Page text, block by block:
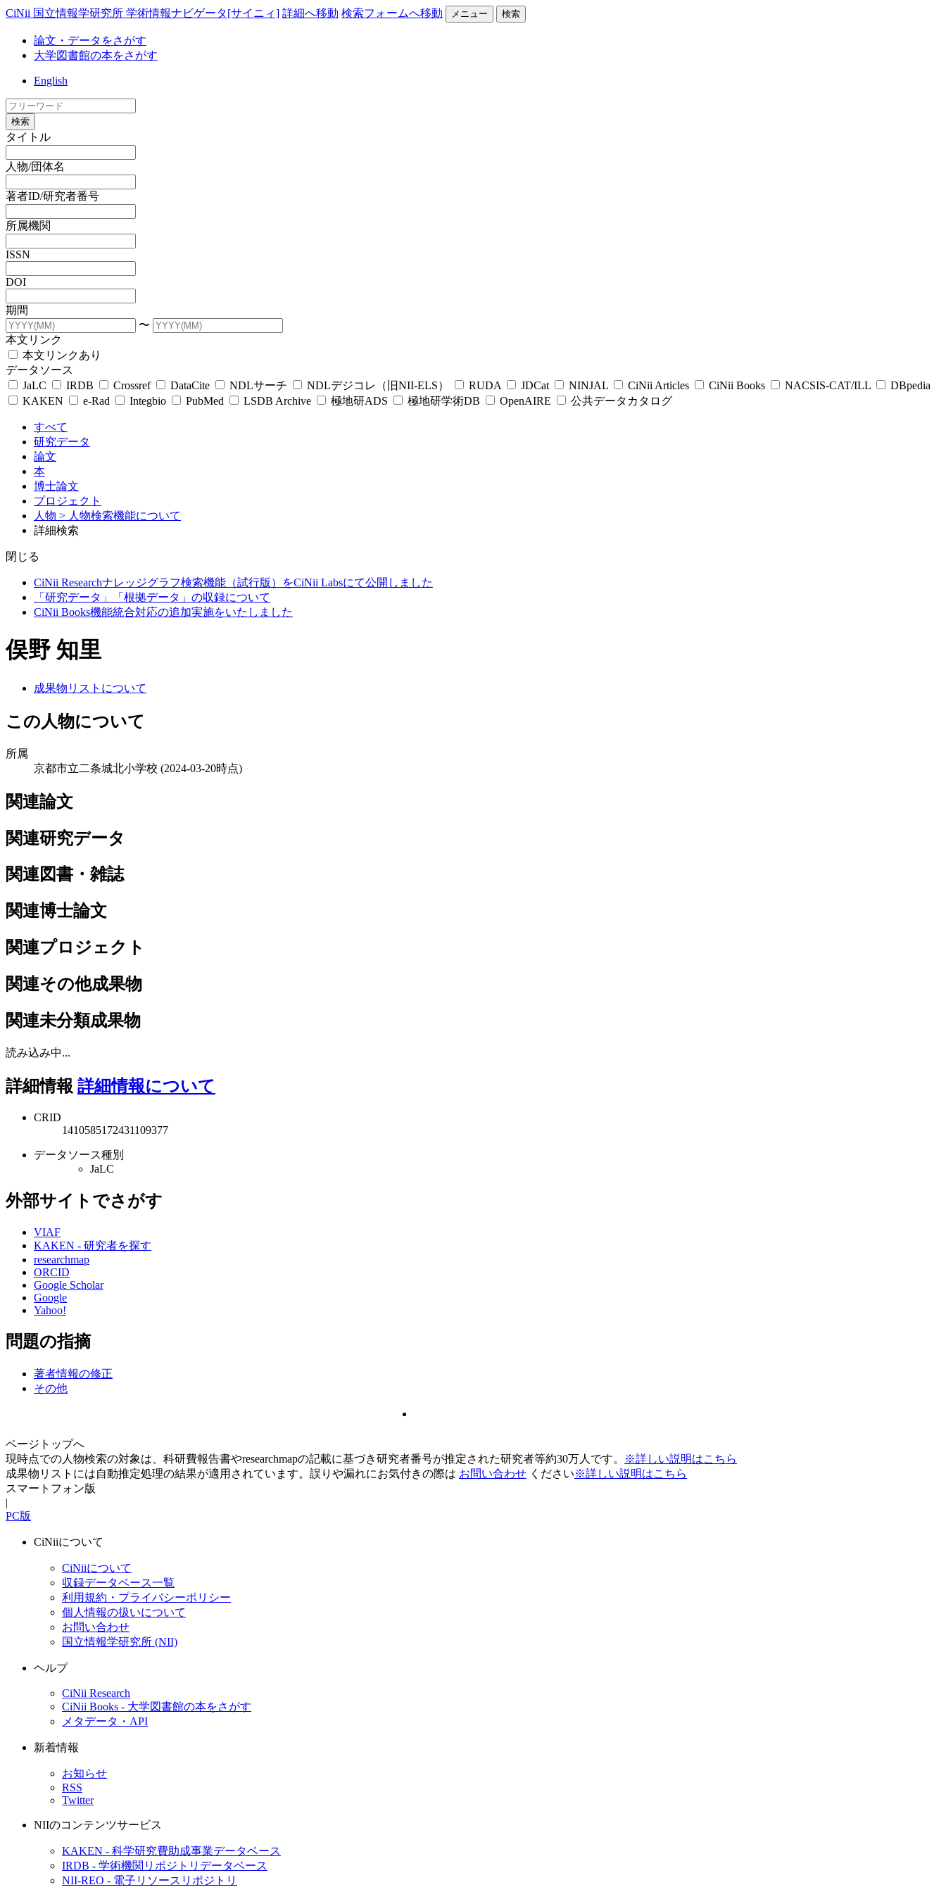
CiNii 国立情報学研究所 学術情報ナビゲータ[サイニィ] 詳細へ移動 検索フォームへ移動 メニュー 検索
論文・データをさがす
大学図書館の本をさがす
English
検索
タイトル
人物/団体名
著者ID/研究者番号
所属機関
ISSN
DOI
期間
〜
本文リンク
本文リンクあり
データソース
JaLC
IRDB Crossref DataCite NDLサーチ NDLデジコレ（旧NII-ELS） RUDA JDCat NINJAL CiNii Articles CiNii Books NACSIS-CAT/ILL
DBpedia
KAKEN
e-Rad Integbio PubMed LSDB Archive 極地研ADS 極地研学術DB OpenAIRE 公共データカタログ
すべて
研究データ
論文
本
博士論文
プロジェクト
人物 > 人物検索機能について
詳細検索
閉じる
CiNii Researchナレッジグラフ検索機能（試行版）をCiNii Labsにて公開しました
「研究データ」「根拠データ」の収録について
CiNii Books機能統合対応の追加実施をいたしました
俣野 知里
成果物リストについて
この人物について
所属
京都市立二条城北小学校 (2024-03-20時点)
関連論文
関連研究データ
関連図書・雑誌
関連博士論文
関連プロジェクト
関連その他成果物
関連未分類成果物
読み込み中...
詳細情報 詳細情報について
CRID
1410585172431109377
データソース種別
JaLC
外部サイトでさがす
VIAF
KAKEN - 研究者を探す
researchmap
ORCID
Google Scholar
Google
Yahoo!
問題の指摘
著者情報の修正
その他
ページトップへ
現時点での人物検索の対象は、科研費報告書やresearchmapの記載に基づき研究者番号が推定された研究者等約30万人です。
※詳しい説明はこちら
成果物リストには自動推定処理の結果が適用されています。誤りや漏れにお気付きの際は お問い合わせ ください※詳しい説明はこちら
スマートフォン版
|
PC版
CiNiiについて
CiNiiについて
収録データベース一覧
利用規約・プライバシーポリシー
個人情報の扱いについて
お問い合わせ
国立情報学研究所 (NII)
ヘルプ
CiNii Research
CiNii Books - 大学図書館の本をさがす
メタデータ・API
新着情報
お知らせ
RSS
Twitter
NIIのコンテンツサービス
KAKEN - 科学研究費助成事業データベース
IRDB - 学術機関リポジトリデータベース
NII-REO - 電子リソースリポジトリ